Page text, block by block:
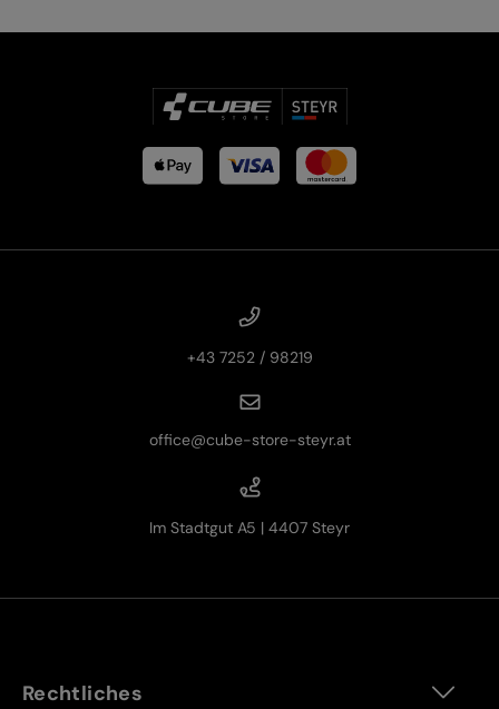
+43 7252 / 98219
office@cube-store-steyr.at
Im Stadtgut A5 | 4407 Steyr
Rechtliches